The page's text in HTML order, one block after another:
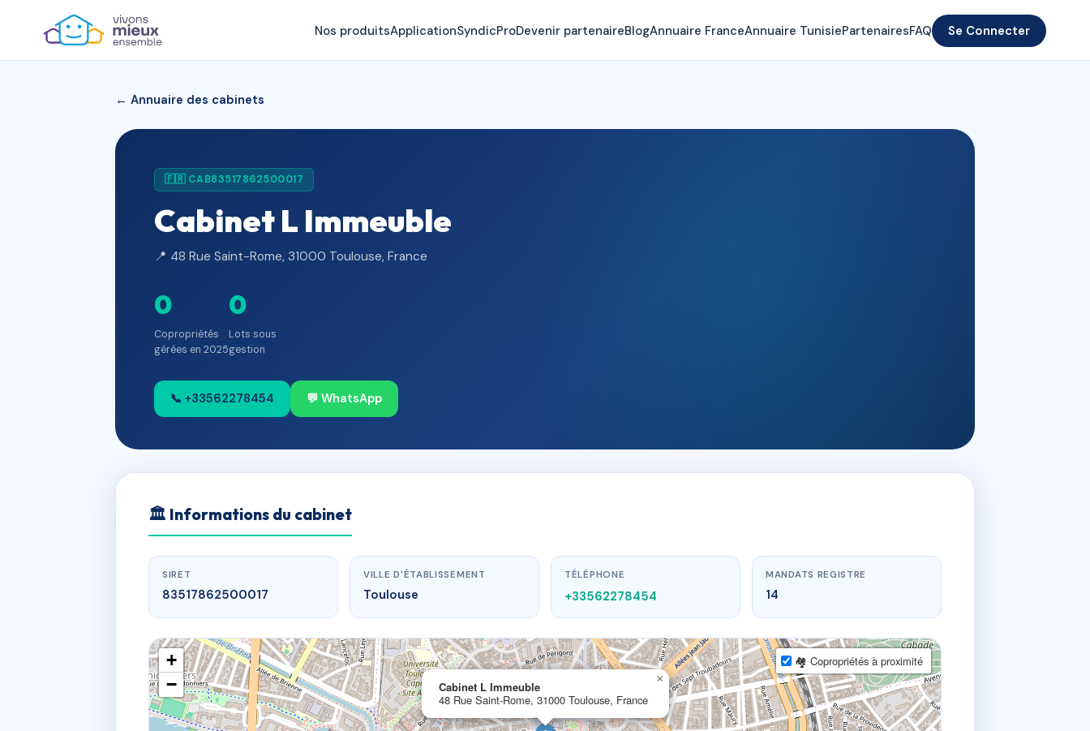
Nos produitsApplicationSyndicProDevenir partenaireBlogAnnuaire FranceAnnuaire TunisiePartenairesFAQ Se Connecter
← Annuaire des cabinets
🇫🇷 CAB83517862500017
Cabinet L Immeuble
📍 48 Rue Saint-Rome, 31000 Toulouse, France
0
Copropriétés
gérées en 2025
0
Lots sous
gestion
📞 +33562278454 💬 WhatsApp
🏛 Informations du cabinet
SIRET
83517862500017
VILLE D'ÉTABLISSEMENT
Toulouse
TÉLÉPHONE
+33562278454
MANDATS REGISTRE
14
Cabinet L Immeuble
48 Rue Saint-Rome, 31000 Toulouse, France
×
+
−
🏘 Copropriétés à proximité